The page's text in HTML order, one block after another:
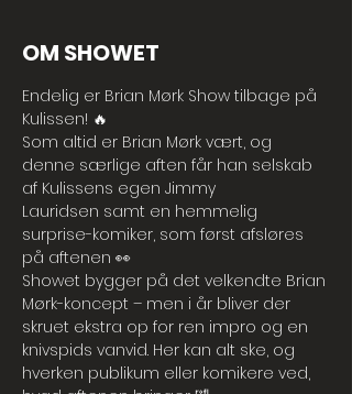
OM SHOWET
Endelig er Brian Mørk Show tilbage på
Kulissen! 🔥
Som altid er Brian Mørk vært, og
denne særlige aften får han selskab
af Kulissens egen Jimmy
Lauridsen samt en hemmelig
surprise-komiker, som først afsløres
på aftenen 👀
Showet bygger på det velkendte Brian
Mørk-koncept – men i år bliver der
skruet ekstra op for ren impro og en
knivspids vanvid. Her kan alt ske, og
hverken publikum eller komikere ved,